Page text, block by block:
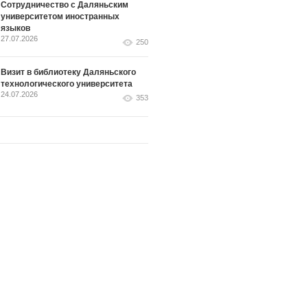
Сотрудничество с Даляньским
университетом иностранных
языков
27.07.2026 250
Визит в библиотеку Даляньского
технологического университета
24.07.2026 353